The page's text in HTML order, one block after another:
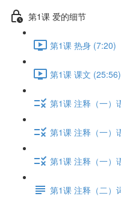
第1课 爱的细节
第1课 热身 (7:20)
第1课 课文 (25:56)
第1课 注释（一）
第1课 注释（一）
第1课 注释（一）
第1课 注释（二）